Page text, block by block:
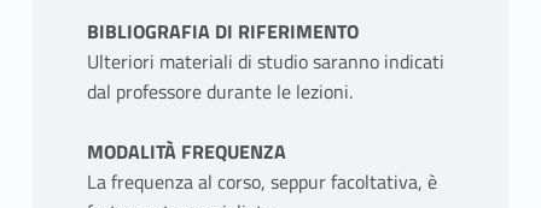
BIBLIOGRAFIA DI RIFERIMENTO
Ulteriori materiali di studio saranno indicati
dal professore durante le lezioni.
MODALITÀ FREQUENZA
La frequenza al corso, seppur facoltativa, è